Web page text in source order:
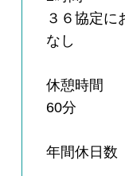
３６協定に
なし
休憩時間
60分
年間休日数